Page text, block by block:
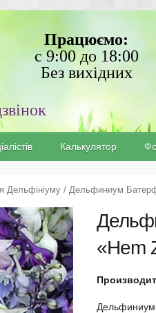
Працюємо:
с 9:00 до 18:00
Без вихідних
Калькулятор
Дельфініуму/ Дельфиниум
«Hem